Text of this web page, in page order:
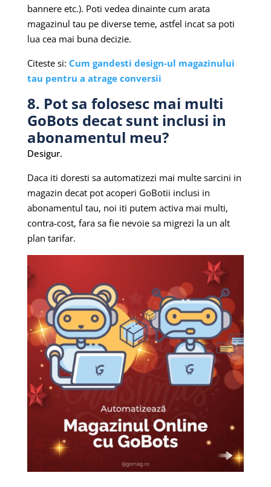
bannere etc.). Poti vedea dinainte cum arata
magazinul tau pe diverse teme, astfel incat sa poti
lua cea mai buna decizie.
Citeste si: Cum gandesti design-ul magazinului
tau pentru a atrage conversii
8. Pot sa folosesc mai multi
GoBots decat sunt inclusi in
abonamentul meu?
Desigur.
Daca iti doresti sa automatizezi mai multe sarcini in
magazin decat pot acoperi GoBotii inclusi in
abonamentul tau, noi iti putem activa mai multi,
contra-cost, fara sa fie nevoie sa migrezi la un alt
plan tarifar.